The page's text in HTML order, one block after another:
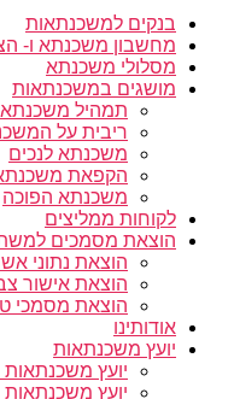
בנקים למשכנתאות
מחשבון משכנתא ו-
מסלולי משכנתא
מושגים במשכנתאות
תמהיל משכנתא
ריבית על
משכנתא לנכים
הקפאת
משכנתא הפוכה
לקוחות ממליצים
הוצאת מסמכים
הוצאת נתוני
הוצאת אישור
הוצאת מסמכי
אודותינו
יועץ משכנתאות
יועץ
יועץ